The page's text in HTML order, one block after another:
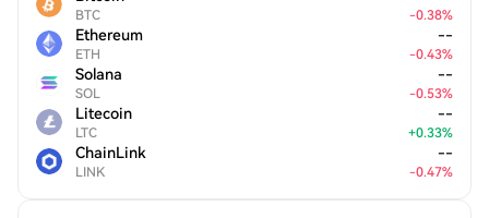
BTC -0.38%
Ethereum
ETH
--
-0.43%
Solana
SOL
--
-0.53%
Litecoin
LTC
--
+0.33%
ChainLink
LINK
--
-0.47%